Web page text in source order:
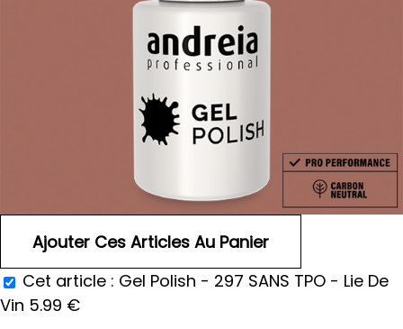
Cet article : Gel Polish - 297 SANS TPO - Lie De
Vin 5.99 €